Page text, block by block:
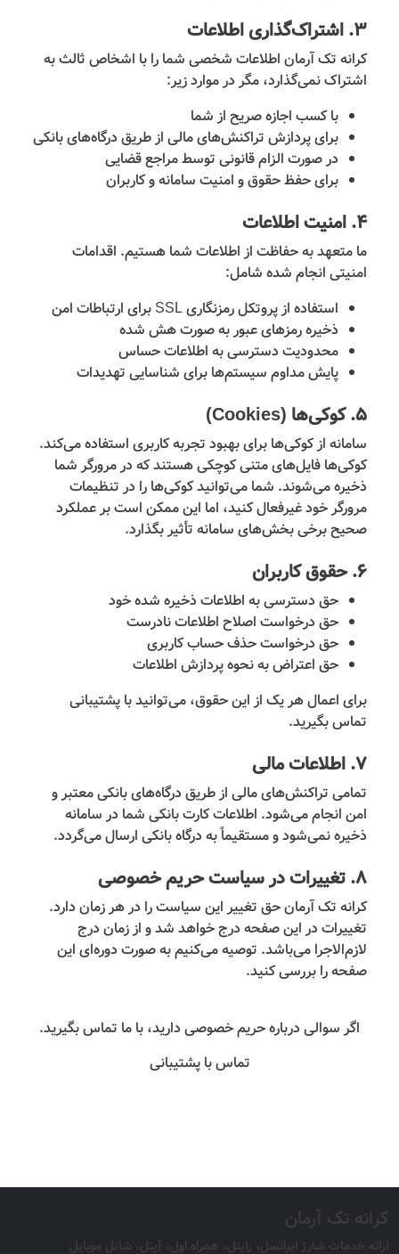
۳. اشتراک‌گذاری اطلاعات
کرانه تک آرمان اطلاعات شخصی شما را با اشخاص ثالث به
اشتراک نمی‌گذارد، مگر در موارد زیر:
با کسب اجازه صریح از شما
برای پردازش تراکنش‌های مالی از طریق درگاه‌های بانکی
در صورت الزام قانونی توسط مراجع قضایی
برای حفظ حقوق و امنیت سامانه و کاربران
۴. امنیت اطلاعات
ما متعهد به حفاظت از اطلاعات شما هستیم. اقدامات
امنیتی انجام شده شامل:
استفاده از پروتکل رمزنگاری SSL برای ارتباطات امن
ذخیره رمزهای عبور به صورت هش شده
محدودیت دسترسی به اطلاعات حساس
پایش مداوم سیستم‌ها برای شناسایی تهدیدات
۵. کوکی‌ها (Cookies)
سامانه از کوکی‌ها برای بهبود تجربه کاربری استفاده می‌کند.
کوکی‌ها فایل‌های متنی کوچکی هستند که در مرورگر شما
ذخیره می‌شوند. شما می‌توانید کوکی‌ها را در تنظیمات
مرورگر خود غیرفعال کنید، اما این ممکن است بر عملکرد
صحیح برخی بخش‌های سامانه تأثیر بگذارد.
۶. حقوق کاربران
حق دسترسی به اطلاعات ذخیره شده خود
حق درخواست اصلاح اطلاعات نادرست
حق درخواست حذف حساب کاربری
حق اعتراض به نحوه پردازش اطلاعات
برای اعمال هر یک از این حقوق، می‌توانید با پشتیبانی
تماس بگیرید.
۷. اطلاعات مالی
تمامی تراکنش‌های مالی از طریق درگاه‌های بانکی معتبر و
امن انجام می‌شود. اطلاعات کارت بانکی شما در سامانه
ذخیره نمی‌شود و مستقیماً به درگاه بانکی ارسال می‌گردد.
۸. تغییرات در سیاست حریم خصوصی
کرانه تک آرمان حق تغییر این سیاست را در هر زمان دارد.
تغییرات در این صفحه درج خواهد شد و از زمان درج
لازم‌الاجرا می‌باشد. توصیه می‌کنیم به صورت دوره‌ای این
صفحه را بررسی کنید.
اگر سوالی درباره حریم خصوصی دارید، با ما تماس بگیرید.
تماس با پشتیبانی
کرانه تک آرمان
ارائه خدمات شارژ ایرانسل، رایتل، همراه اول، آپتل، شاتل موبایل